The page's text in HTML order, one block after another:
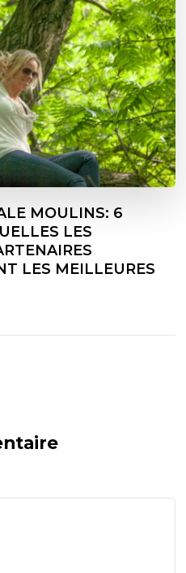
MOULINS: 6
LES
LES MEILLEURES